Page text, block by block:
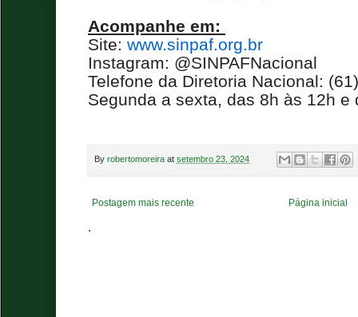
Acompanhe em:
Site: www.sinpaf.org.br
Instagram: @SINPAFNacional
Telefone da Diretoria Nacional:
Segunda a sexta, das 8h às 12h
By robertomoreira at setembro 23, 2024
Postagem mais recente Página inicial
.